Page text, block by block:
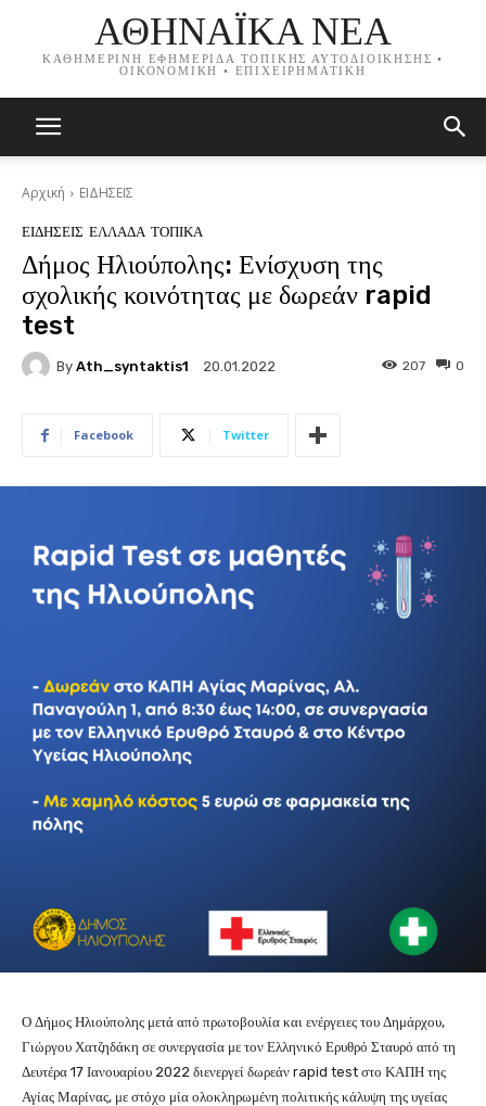
ΑΘΗΝΑΪΚΑ ΝΕΑ
ΚΑΘΗΜΕΡΙΝΗ ΕΦΗΜΕΡΙΔΑ ΤΟΠΙΚΗΣ ΑΥΤΟΔΙΟΙΚΗΣΗΣ •
ΟΙΚΟΝΟΜΙΚΗ • ΕΠΙΧΕΙΡΗΜΑΤΙΚΗ
Αρχική ΕΙΔΗΣΕΙΣ
ΕΙΔΗΣΕΙΣ ΕΛΛΑΔΑ ΤΟΠΙΚΑ
Δήμος Ηλιούπολης: Ενίσχυση της
σχολικής κοινότητας με δωρεάν rapid
test
By Ath_syntaktis1 20.01.2022 0
207
Facebook Twitter
Ο Δήμος Ηλιούπολης μετά από πρωτοβουλία και ενέργειες του Δημάρχου,
Γιώργου Χατζηδάκη σε συνεργασία με τον Ελληνικό Ερυθρό Σταυρό από τη
Δευτέρα 17 Ιανουαρίου 2022 διενεργεί δωρεάν rapid test στο ΚΑΠΗ της
Αγίας Μαρίνας, με στόχο μία ολοκληρωμένη πολιτικής κάλυψη της υγείας